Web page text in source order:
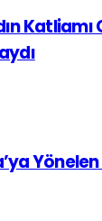
Katliamı